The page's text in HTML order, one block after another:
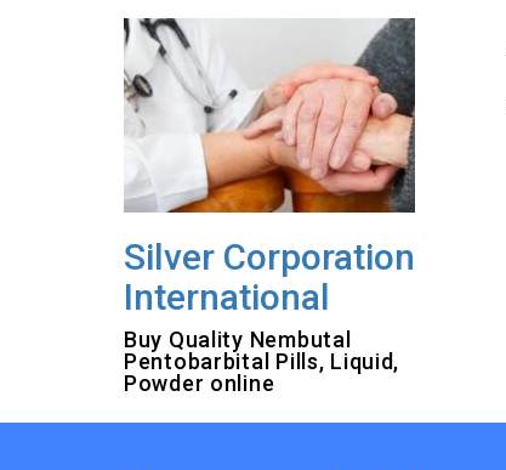
Silver Corporation
International
Buy Quality Nembutal
Pentobarbital Pills, Liquid,
Powder online